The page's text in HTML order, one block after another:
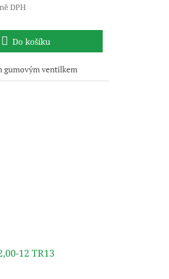
DPH
Do košíku
gumovým ventilkem
12 TR13